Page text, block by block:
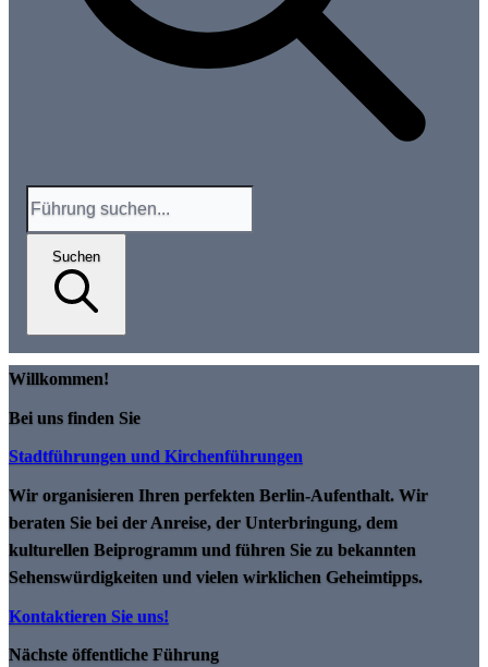
Suchen
Willkommen!
Bei uns finden Sie
Stadtführungen und Kirchenführungen
Wir organisieren Ihren perfekten Berlin-Aufenthalt. Wir
beraten Sie bei der Anreise, der Unterbringung, dem
kulturellen Beiprogramm und führen Sie zu bekannten
Sehenswürdigkeiten und vielen wirklichen Geheimtipps.
Kontaktieren Sie uns!
Nächste öffentliche Führung